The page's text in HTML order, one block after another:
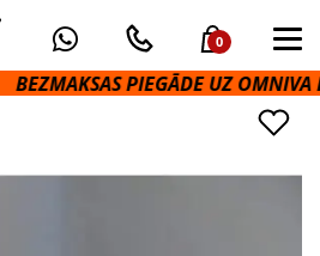
0
BEZMAKSAS PIEGĀDE UZ